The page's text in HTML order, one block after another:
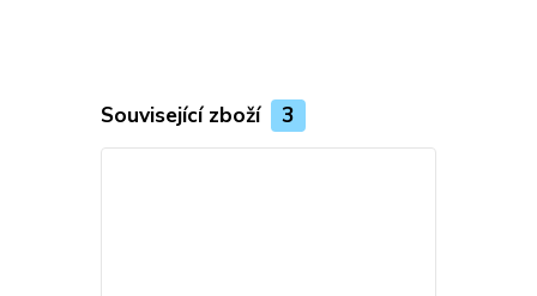
Související zboží 3